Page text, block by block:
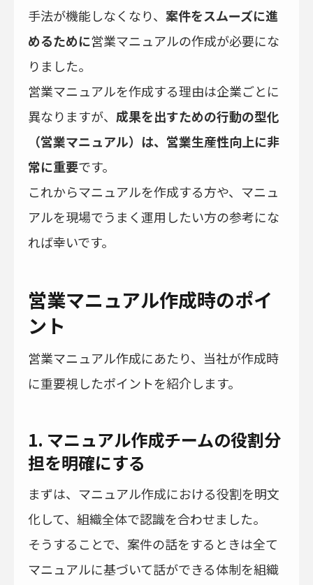
手法が機能しなくなり、 案件をスムーズに進
めるために営業マニュアルの作成が必要にな
りました。
営業マニュアルを作成する理由は企業ごとに
異なりますが、 成果を出すための行動の型化
（営業マニュアル）は、営業生産性向上に非
常に重要です。
これからマニュアルを作成する方や、マニュ
アルを現場でうまく運用したい方の参考にな
れば幸いです。
営業マニュアル作成時のポイ
ント
営業マニュアル作成にあたり、当社が作成時
に重要視したポイントを紹介します。
1. マニュアル作成チームの役割分
担を明確にする
まずは、マニュアル作成における役割を明文
化して、組織全体で認識を合わせました。
そうすることで、案件の話をするときは全て
マニュアルに基づいて話ができる体制を組織